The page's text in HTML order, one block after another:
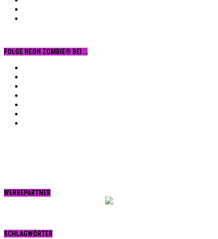
FOLGE NEON ZOMBIE® BEI …
WERBEPARTNER
SCHLAGWÖRTER